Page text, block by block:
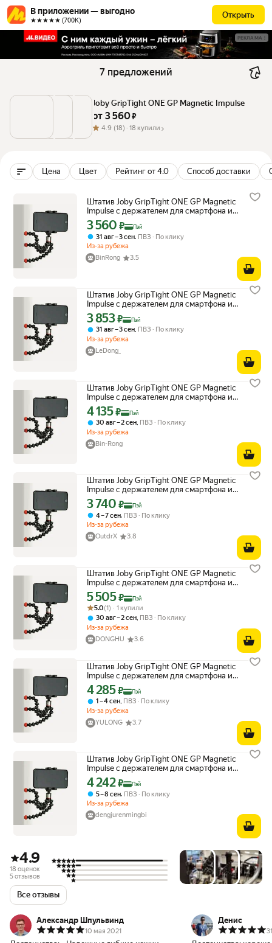
В приложении — выгодно
★★★★★ (700К)
Открыть
РЕКЛАМА
7 предложений
Joby GripTight ONE GP Magnetic Impulse
от 3 560 ₽
4.9 (18) · 18 купили
Цена Цвет Рейтинг от 4.0 Способ доставки
Штатив Joby GripTight ONE GP Magnetic
Impulse с держателем для смартфона и
пультом, черный/красный
Цена с картой Яндекс Пэй 3560 ₽ вместо
3 560 ₽ Пэй
31 авг – 3 сен, ПВЗ
По клику
Из-за рубежа
BinRong
3.5
Штатив Joby GripTight ONE GP Magnetic
Impulse с держателем для смартфона и
пультом, черный/красный
Цена с картой Яндекс Пэй 3853 ₽ вместо
3 853₽ Пэй
31 авг – 3 сен, ПВЗ
По клику
Из-за рубежа
LeDong_
Штатив Joby GripTight ONE GP Magnetic
Impulse с держателем для смартфона и
пультом, черный/красный
Цена с картой Яндекс Пэй 4135 ₽ вместо
4 135₽ Пэй
30 авг – 2 сен ПВЗ
По клику
Из-за рубежа
Bin-Rong
Штатив Joby GripTight ONE GP Magnetic
Impulse с держателем для смартфона и
пультом, черный/красный
Цена с картой Яндекс Пэй 3740 ₽ вместо
3 740 ₽ Пэй
4 – 7 сен, ПВЗ
По клику
Из-за рубежа
OutdrX
3.8
Штатив Joby GripTight ONE GP Magnetic
Impulse с держателем для смартфона и
пультом, черный/красный
Цена с картой Яндекс Пэй 5505 ₽ вместо
5 505₽ Пэй
Рейтинг товара: 5.0 из 5
Оценок: (1) · 1 купили
5.0(1) · 1 купили
30 авг – 2 сен, ПВЗ
По клику
Из-за рубежа
DONGHU
3.6
Штатив Joby GripTight ONE GP Magnetic
Impulse с держателем для смартфона и
пультом, черный/красный
Цена с картой Яндекс Пэй 4285 ₽ вместо
4 285₽ Пэй
1 – 4 сен ПВЗ
По клику
Из-за рубежа
YULONG
3.7
Штатив Joby GripTight ONE GP Magnetic
Impulse с держателем для смартфона и
пультом, черный/красный
Цена с картой Яндекс Пэй 4242 ₽ вместо
4 242₽ Пэй
5 – 8 сен, ПВЗ
По клику
Из-за рубежа
dengjurenmingbi
4.9
18 оценок
5 отзывов
Все отзывы
Александр Шпульвинд
10 мая 2021
Денис